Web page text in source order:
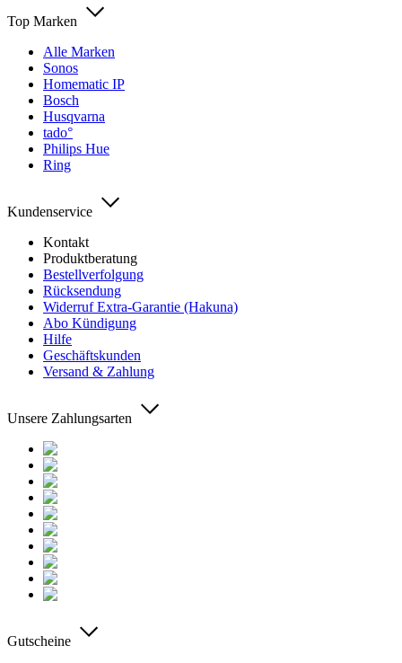
Top Marken
Alle Marken
Sonos
Homematic IP
Bosch
Husqvarna
tado°
Philips Hue
Ring
Kundenservice
Kontakt
Produktberatung
Bestellverfolgung
Rücksendung
Widerruf Extra-Garantie (Hakuna)
Abo Kündigung
Hilfe
Geschäftskunden
Versand & Zahlung
Unsere Zahlungsarten
Gutscheine